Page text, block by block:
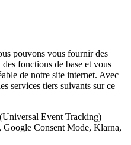
pouvons vous fournir des
fonctions de base et vous
de notre site internet. Avec
services tiers suivants sur ce
Event Tracking)
Consent Mode, Klarna,